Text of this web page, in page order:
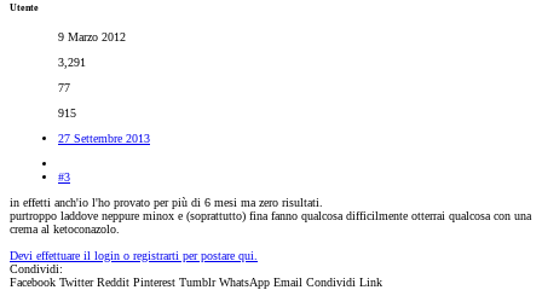
Utente
9 Marzo 2012
3,291
77
915
27 Settembre 2013
#3
in effetti anch'io l'ho provato per più di 6 mesi ma zero risultati.
purtroppo laddove neppure minox e (soprattutto) fina fanno qualcosa difficilmente otterrai qualcosa con una
crema al ketoconazolo.
Devi effettuare il login o registrarti per postare qui.
Condividi:
Facebook Twitter Reddit Pinterest Tumblr WhatsApp Email Condividi Link